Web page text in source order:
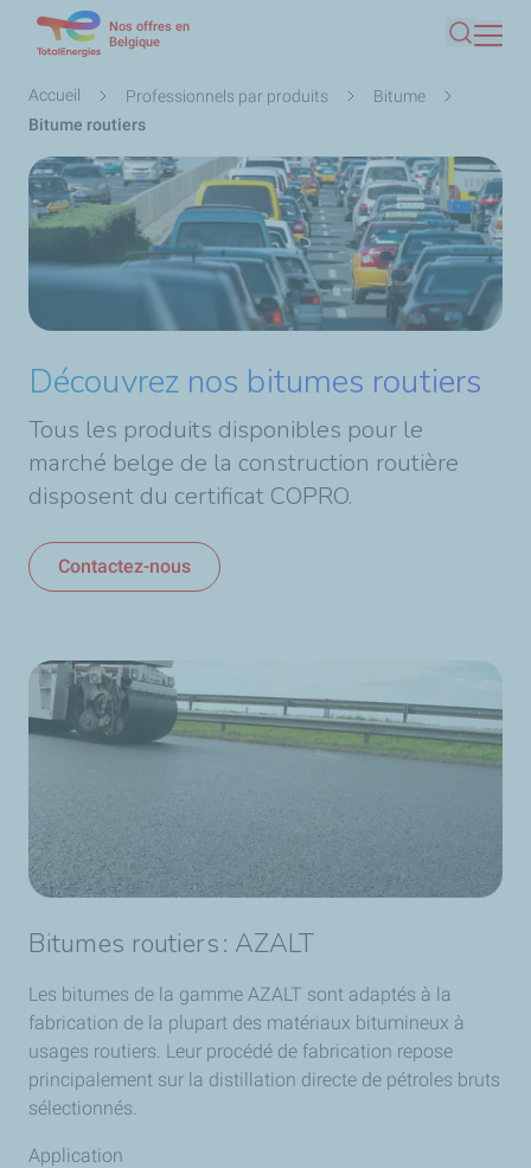
contenu
Nos offres en
Belgique
Fil
d'Ariane
Accueil Professionnels par produits
Bitume
Bitume routiers
Découvrez nos bitumes routiers
Tous les produits disponibles pour le
marché belge de la construction routière
disposent du certificat COPRO.
Contactez-nous
Bitumes routiers : AZALT
Les bitumes de la gamme AZALT sont adaptés à la
fabrication de la plupart des matériaux bitumineux à
usages routiers. Leur procédé de fabrication repose
principalement sur la distillation directe de pétroles bruts
sélectionnés.
Application